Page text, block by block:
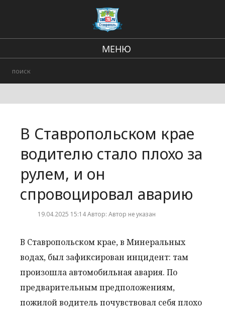
МЕНЮ
Городские события
В Ставропольском крае
водителю стало плохо за
рулем, и он
спровоцировал аварию
19.04.2025 15:14 Автор: Автор не указан
В Ставропольском крае, в Минеральных
водах, был зафиксирован инцидент: там
произошла автомобильная авария. По
предварительным предположениям,
пожилой водитель почувствовал себя плохо